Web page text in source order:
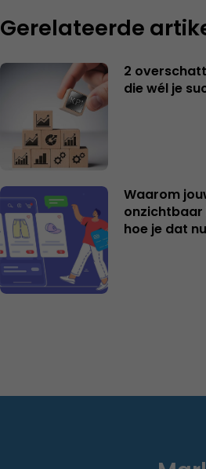
Gerelateerde
2
die wél je
Waarom
onzichtbaar
hoe je dat